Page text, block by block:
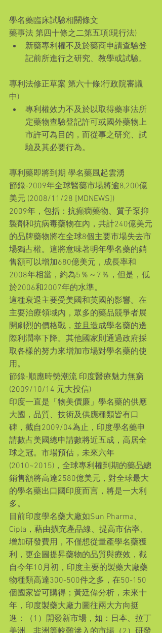
學名藥臨床試驗相關條文
藥事法 第四十條之二第五項(現行法)
新藥專利權不及於藥商申請查驗登
記前所進行之研究、教學或試驗。
專利法修正草案 第六十條(行政院審議
中)
專利權效力不及於以取得藥事法所
定藥物查驗登記許可或國外藥物上
市許可為目的，而從事之研究、試
驗及其必要行為。
專利藥即將到期 學名藥風起雲湧
節錄-2009年全球醫藥市場將逾8,200億
美元 (2008/11/28 [MDNEWS])
2009年，包括：抗癲癇藥物、質子泵抑
製劑和抗病毒藥物在內，共計240億美元
的品牌藥物將在全球8個主要市場失去市
場獨占權。這將意味著明年學名藥的銷
售額可以增加680億美元，成長率和
2008年相當，約為5％～7％，但是，低
於2006和2007年的水準。
這種衰退主要受美國和英國的影響。在
主要治療領域內，眾多的藥品競爭者展
開劇烈的價格戰，並且造成學名藥的邊
際利潤率下降。其他國家則通過政府採
取各樣的努力來增加市場對學名藥的使
用。
節錄-順應時勢潮流 印度醫療魅力無窮
(2009/10/14 元大投信)
印度一直是「物美價廉」學名藥的供應
大國，品質、技術及供應種類皆有口
碑，截自2009/04為止，印度學名藥申
請數占美國總申請數將近五成，高居全
球之冠。市場預估，未來六年
(2010~2015)，全球專利權到期的藥品總
銷售額將高達2580億美元，對全球最大
的學名藥出口國印度而言，將是一大利
多。
目前印度學名藥大廠如Sun Pharma、
Cipla，藉由擴充產品線、提高市佔率、
增加研發費用，不僅想從量產學名藥獲
利，更企圖提昇藥物的品質與療效，截
自今年10月初，印度主要的製藥大廠藥
物種類高達300-500件之多，在50-150
個國家皆可購得；黃廷偉分析，未來十
年，印度製藥大廠力圖往兩大方向挺
進：（1）開發新市場，如：日本、拉丁